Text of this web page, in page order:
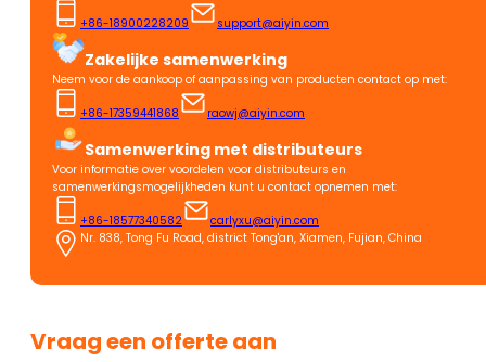
+86-18900228209 support@aiyin.com
Zakelijke samenwerking
Neem voor de aankoop of aanpassing van producten contact op met:
+86-17359441868 raowj@aiyin.com
Samenwerking met distributeurs
Voor informatie over voordelen voor distributeurs en
samenwerkingsmogelijkheden kunt u contact opnemen met:
+86-18577340582
carlyxu@aiyin.com
Nr. 838, Tong Fu Road, district Tong'an, Xiamen, Fujian, China
Vraag een offerte aan